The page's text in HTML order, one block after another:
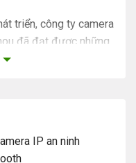
triển, công ty camera
đã đạt được những
hiểu lịch sử hình
những người thân
IP an ninh